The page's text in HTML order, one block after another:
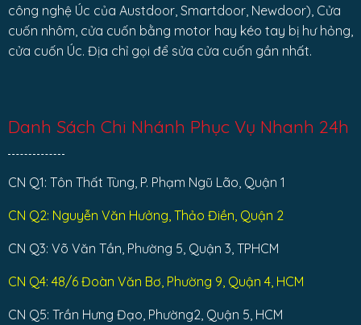
công nghệ Úc của Austdoor, Smartdoor, Newdoor), Cửa
cuốn nhôm, cửa cuốn bằng motor hay kéo tay bị hư hỏng,
cửa cuốn Úc. Địa chỉ gọi để sửa cửa cuốn gần nhất.
Danh Sách Chi Nhánh Phục Vụ Nhanh 24h
CN Q1: Tôn Thất Tùng, P. Phạm Ngũ Lão, Quận 1
CN Q2: Nguyễn Văn Hưởng, Thảo Điền, Quận 2
CN Q3: Võ Văn Tần, Phường 5, Quận 3, TPHCM
CN Q4: 48/6 Đoàn Văn Bơ, Phường 9, Quận 4, HCM
CN Q5: Trần Hưng Đạo, Phường2, Quận 5, HCM